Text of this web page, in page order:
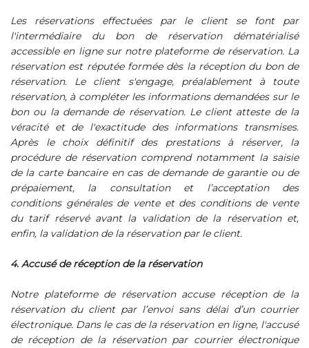
Les réservations effectuées par le client se font par
l'intermédiaire du bon de réservation dématérialisé
accessible en ligne sur notre plateforme de réservation. La
réservation est réputée formée dès la réception du bon de
réservation. Le client s'engage, préalablement à toute
réservation, à compléter les informations demandées sur le
bon ou la demande de réservation. Le client atteste de la
véracité et de l'exactitude des informations transmises.
Après le choix définitif des prestations à réserver, la
procédure de réservation comprend notamment la saisie
de la carte bancaire en cas de demande de garantie ou de
prépaiement, la consultation et l’acceptation des
conditions générales de vente et des conditions de vente
du tarif réservé avant la validation de la réservation et,
enfin, la validation de la réservation par le client.
4. Accusé de réception de la réservation
Notre plateforme de réservation accuse réception de la
réservation du client par l’envoi sans délai d’un courrier
électronique. Dans le cas de la réservation en ligne, l'accusé
de réception de la réservation par courrier électronique